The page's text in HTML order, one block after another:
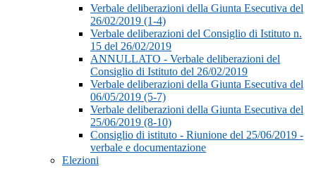
Verbale deliberazioni della Giunta Esecutiva del
26/02/2019 (1-4)
Verbale deliberazioni del Consiglio di Istituto n.
15 del 26/02/2019
ANNULLATO - Verbale deliberazioni del
Consiglio di Istituto del 26/02/2019
Verbale deliberazioni della Giunta Esecutiva del
06/05/2019 (5-7)
Verbale deliberazioni della Giunta Esecutiva del
25/06/2019 (8-10)
Consiglio di istituto - Riunione del 25/06/2019 -
verbale e documentazione
Elezioni